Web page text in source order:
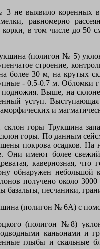
не выявило коренных
равномерно
корки, в том числе до 50
(полигон № 5)
строение,
более 30 м, на крутых
- 0.5-0.7 м. Обломки
Выше, на
уступ.
и
горы Трукшина
горы. По данным
покрова осадков.
Они имеют более
кавернозная,
обнаружен небольшой
получено около
базальты, песчаники,
(полигон № 6А) с
(полигон №8)
каньонами и
глыбы и скальные